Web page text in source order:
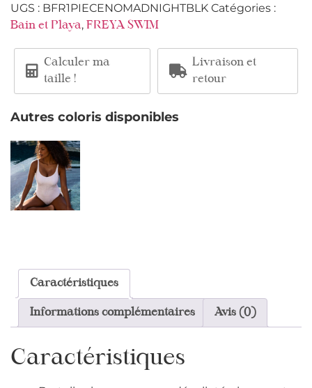
UGS : BFR1PIECENOMADNIGHTBLK Catégories :
Bain et Playa, FREYA SWIM
Calculer ma
taille !
Livraison et
retour
Autres coloris disponibles
Caractéristiques
Informations complémentaires Avis (0)
Caractéristiques